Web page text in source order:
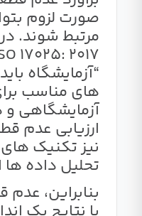
صورت لزوم
“آزمایشگاه
های مناسب
آزمایشگاهی و
ارزیابی عدم
نیز تکنیک های
تحلیل داده ها
بنابراین، عدم